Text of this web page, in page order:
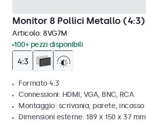
Monitor 8 Pollici Metallo (4:3)
Articolo: 8VG7M
100+ pezzi disponibili
Formato 4:3
Connessioni: HDMI, VGA, BNC, RCA
Montaggio: scrivania, parete, incasso
Dimensioni esterne: 189 x 150 x 37 mm